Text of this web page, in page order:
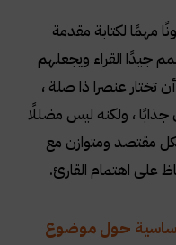
مهمًا لكتابة مقدمة
جيدًا القراء ويجعلهم
عنصرا ذا صلة ،
، ولكنه ليس مضللًا
مقتصد ومتوازن مع
على اهتمام القارئ.
حول موضوع